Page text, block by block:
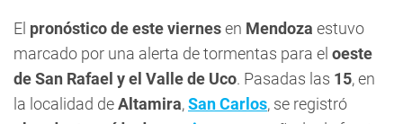
El pronóstico de esteviernesen Mendoza estuvo
marcado por una alerta de tormentas para el oeste
de San Rafael y el Valle de Uco. Pasadas las 15, en
la localidad deAltamira,San Carlos, se registró